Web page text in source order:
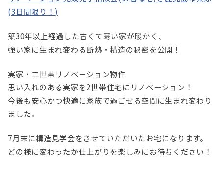
(3日間限り！)
築30年以上経過した古くて寒い家が暖かく、
強い家に生まれ変わる断熱・構造の秘密を公開！
実家・二世帯リノベーション物件
思い入れのある実家を2世帯住宅にリノベーション！
今後も安心かつ快適に家族で過ごせる空間に生まれ変わり
ました。
7月末に構造見学会をさせていただいたお宅になります。
どの様に変わったか仕上がりを楽しみにお待ちください！